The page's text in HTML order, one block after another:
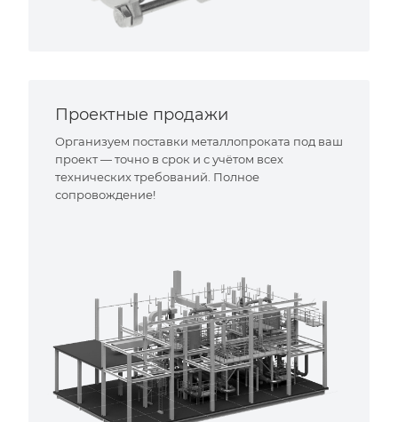
Проектные продажи
Организуем поставки металлопроката под ваш
проект — точно в срок и с учётом всех
технических требований. Полное
сопровождение!